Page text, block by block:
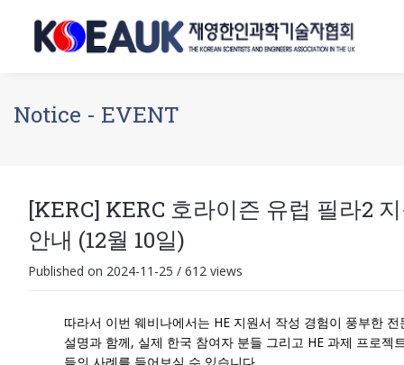
Notice - EVENT
[KERC] KERC 호라이즌 유럽 필라2
안내 (12월 10일)
Published on 2024-11-25 / 612 views
따라서 이번 웨비나에서는 HE 지원서 작성 경험이 풍부한
설명과 함께, 실제 한국 참여자 분들 그리고 HE 과제 프로젝